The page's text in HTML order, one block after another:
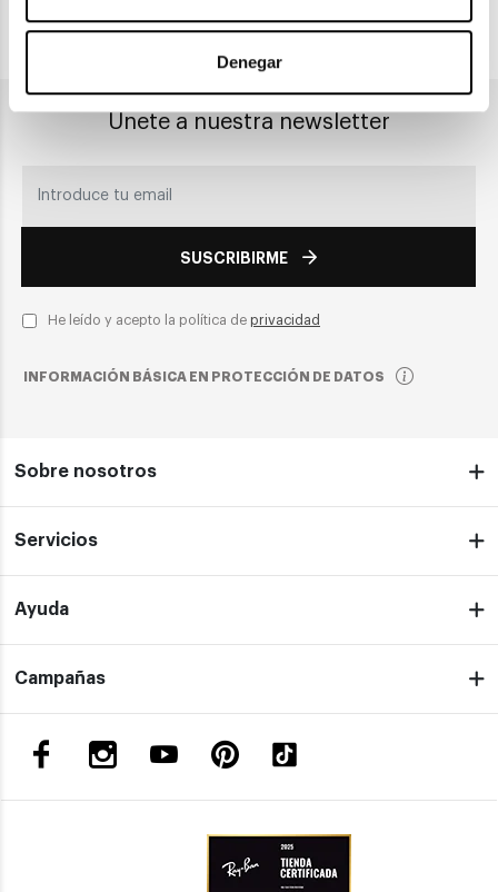
Denegar
Únete a nuestra newsletter
SUSCRIBIRME
He leído y acepto la política de privacidad
INFORMACIÓN BÁSICA EN PROTECCIÓN DE DATOS
Sobre nosotros
Servicios
Ayuda
Campañas